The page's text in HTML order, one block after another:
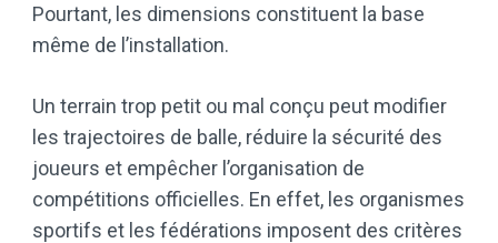
Pourtant, les dimensions constituent la base
même de l’installation.
Un terrain trop petit ou mal conçu peut modifier
les trajectoires de balle, réduire la sécurité des
joueurs et empêcher l’organisation de
compétitions officielles. En effet, les organismes
sportifs et les fédérations imposent des critères